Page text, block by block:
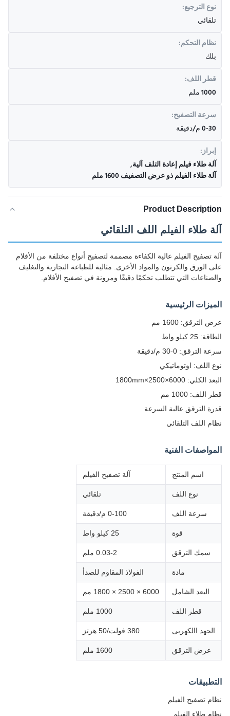
نوع الترجيع:
تلقائي
نظام التحكم:
بلك
قطر اللف:
1000 ملم
سرعة التصفيح:
0-30 م/دقيقة
إبراز:
آلة طلاء فيلم إعادة التلف آلية,
آلة طلاء الفيلم ذو عرض التصفيف 1600 ملم
Product Description
آلة طلاء الفيلم اللف التلقائي
آلة تصفيح الفيلم عالية الكفاءة مصممة لتصفيح أنواع مختلفة من الأفلام
على الورق والكرتون والمواد الأخرى. مثالية للطباعة التجارية والتغليف
والصناعات التي تتطلب تحكمًا دقيقًا ومرونة في تصفيح الأفلام.
الميزات الرئيسية
عرض الترقق: 1600 مم
الطاقة: 25 كيلو واط
سرعة الترقق: 0-30 م/دقيقة
نوع اللف: اوتوماتيكي
البعد الكلي: 6000×2500×1800mm
قطر اللف: 1000 مم
قدرة الترقق عالية السرعة
نظام اللف التلقائي
المواصفات الفنية
اسم المنتج آلة تصفيح الفيلم
نوع اللف تلقائي
سرعة اللف 0-100 م/دقيقة
قوة 25 كيلو واط
سمك الترقق 0.03-2 ملم
مادة الفولاذ المقاوم للصدأ
البعد الشامل 6000 × 2500 × 1800 مم
قطر اللف 1000 ملم
الجهد االكهربى 380 فولت/50 هرتز
عرض الترقق 1600 ملم
التطبيقات
نظام تصفيح الفيلم
نظام طلاء الفيلم